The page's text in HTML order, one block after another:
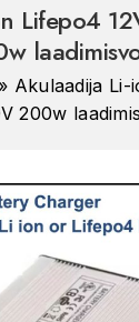
Lifepo4
» Akulaadija Li-
200w